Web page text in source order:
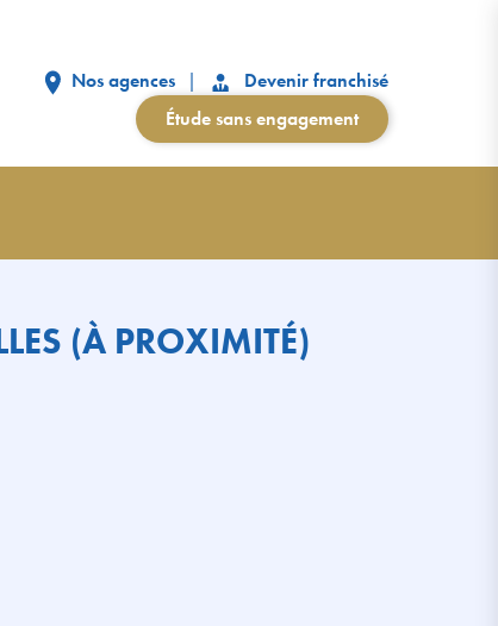
Nos agences
Devenir franchisé
Étude sans engagement
(À PROXIMITÉ)